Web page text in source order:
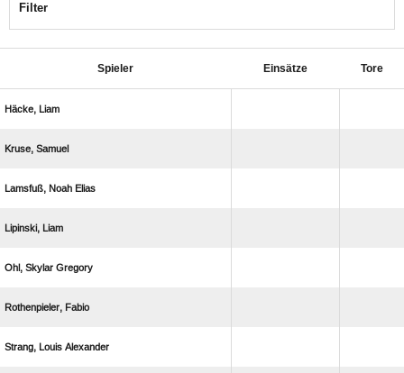
Filter
Spieler Einsätze Tore
 
 
  
 
  
 
  